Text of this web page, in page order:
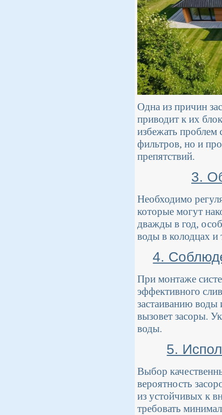
Одна из причин
приводит к их
избежать проблем
фильтров, но и
препятствий.
3.
Необходимо
которые могут
дважды в год,
воды в колодцах и
4.
При монтаже
эффективного
застаиванию воды
вызовет засоры.
воды.
5.
Выбор
вероятность
из устойчивых к
требовать